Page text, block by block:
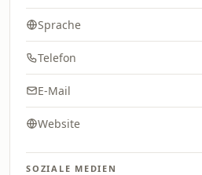
Sprache
Telefon
E-Mail
Website
SOZIALE MEDIEN